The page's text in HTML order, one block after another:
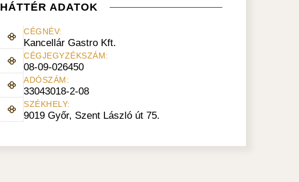
HÁTTÉR ADATOK
CÉGNÉV:
Kancellár Gastro Kft.
CÉGJEGYZÉKSZÁM:
08-09-026450
ADÓSZÁM:
33043018-2-08
SZÉKHELY:
9019 Győr, Szent László út 75.